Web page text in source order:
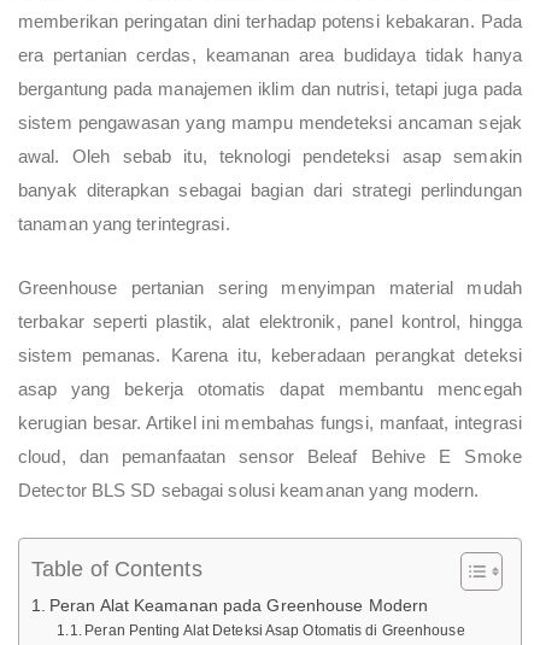
memberikan peringatan dini terhadap potensi kebakaran. Pada
era pertanian cerdas, keamanan area budidaya tidak hanya
bergantung pada manajemen iklim dan nutrisi, tetapi juga pada
sistem pengawasan yang mampu mendeteksi ancaman sejak
awal. Oleh sebab itu, teknologi pendeteksi asap semakin
banyak diterapkan sebagai bagian dari strategi perlindungan
tanaman yang terintegrasi.
Greenhouse pertanian sering menyimpan material mudah
terbakar seperti plastik, alat elektronik, panel kontrol, hingga
sistem pemanas. Karena itu, keberadaan perangkat deteksi
asap yang bekerja otomatis dapat membantu mencegah
kerugian besar. Artikel ini membahas fungsi, manfaat, integrasi
cloud, dan pemanfaatan sensor Beleaf Behive E Smoke
Detector BLS SD sebagai solusi keamanan yang modern.
Table of Contents
Peran Alat Keamanan pada Greenhouse Modern
Peran Penting Alat Deteksi Asap Otomatis di Greenhouse